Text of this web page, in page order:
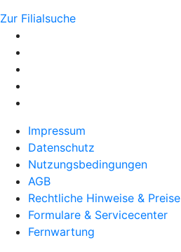
Zur Filialsuche
Impressum
Datenschutz
Nutzungsbedingungen
AGB
Rechtliche Hinweise & Preise
Formulare & Servicecenter
Fernwartung